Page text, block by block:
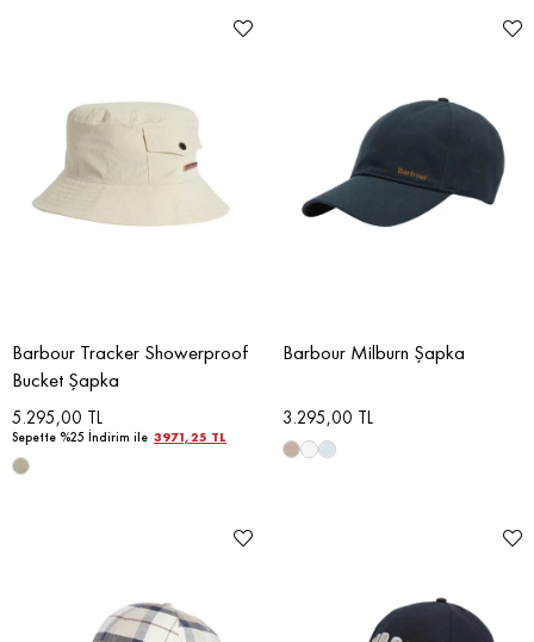
Barbour Tracker Showerproof
Bucket Şapka
5.295,00 TL
Sepette %25 İndirim ile 3971,25 TL
Barbour Milburn Şapka
3.295,00 TL